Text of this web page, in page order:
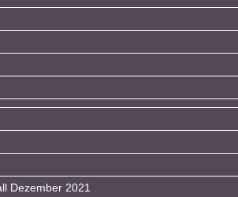
Dezember 2021